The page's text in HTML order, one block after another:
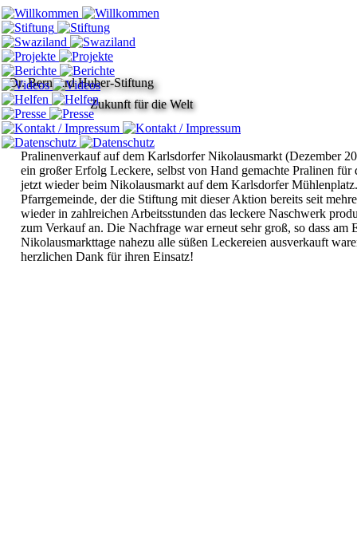
Dr. Bernhard Huber-Stiftung
Pralinenverkauf auf dem Karlsdorfer Nikolausmarkt (Dezember
ein großer Erfolg Leckere, selbst von Hand gemachte Pralinen für
jetzt wieder beim Nikolausmarkt auf dem Karlsdorfer
Pfarrgemeinde, der die Stiftung mit dieser Aktion bereits seit
wieder in zahlreichen Arbeitsstunden das leckere Naschwerk
zum Verkauf an. Die Nachfrage war erneut sehr groß, so dass am
Nikolausmarkttage nahezu alle süßen Leckereien ausverkauft
herzlichen Dank für ihren Einsatz!
Zukunft für die Welt